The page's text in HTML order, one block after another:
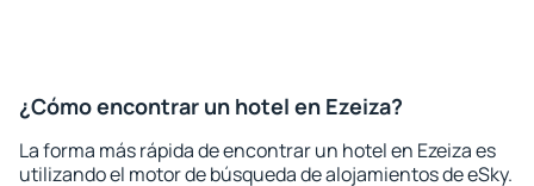
¿Cómo encontrar un hotel en Ezeiza?
La forma más rápida de encontrar un hotel en Ezeiza es
utilizando el motor de búsqueda de alojamientos de eSky.